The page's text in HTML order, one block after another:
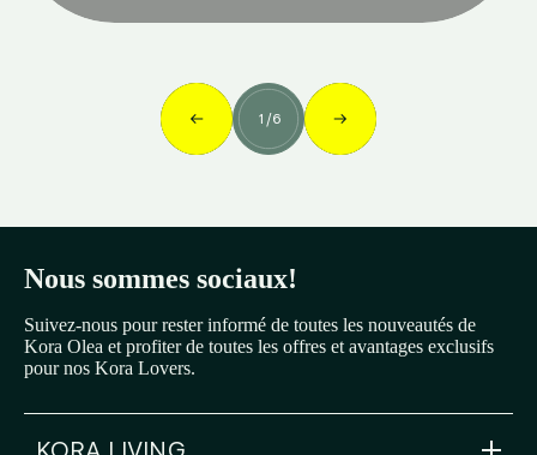
1 /6
Nous sommes sociaux!
Suivez-nous pour rester informé de toutes les nouveautés de
Kora Olea et profiter de toutes les offres et avantages exclusifs
pour nos Kora Lovers.